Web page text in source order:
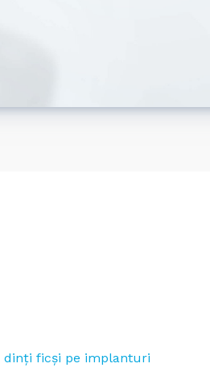
dinți ficși pe implanturi